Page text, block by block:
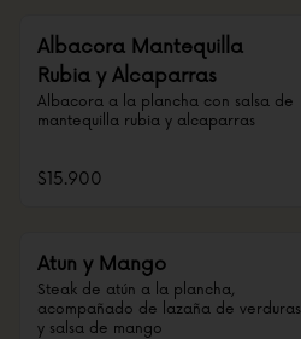
Albacora Mantequilla
Rubia y Alcaparras
Albacora a la plancha con salsa de
mantequilla rubia y alcaparras
$15.900
Atun y Mango
Steak de atún a la plancha,
acompañado de lazaña de verduras
y salsa de mango